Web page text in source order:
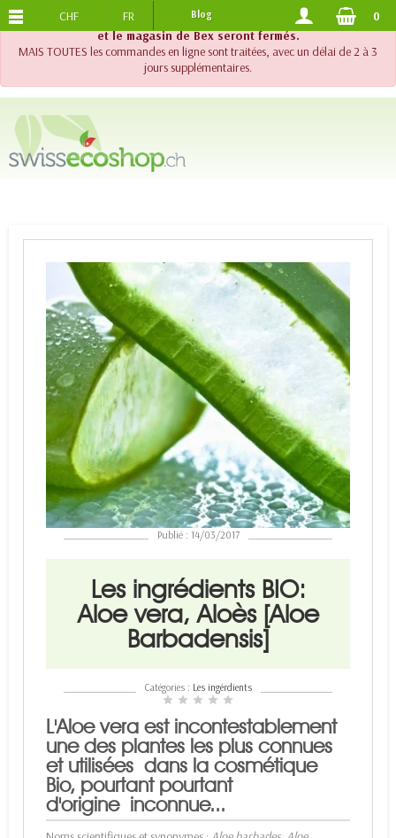
!! Important !! Jusqu'au 20 août 2026, le support téléphonique
et le magasin de Bex seront fermés.
MAIS TOUTES les commandes en ligne sont traitées, avec un délai de 2 à 3
jours supplémentaires.
PORTS OFFERTS DES 120.-
CHF FR Blog 0
Publié : 14/03/2017
Les ingrédients BIO:
Aloe vera, Aloès [Aloe
Barbadensis]
Catégories : Les ingérdients
star star star star star
L'Aloe vera est incontestablement
une des plantes les plus connues
et utilisées dans la cosmétique
Bio, pourtant pourtant
d'origine inconnue...